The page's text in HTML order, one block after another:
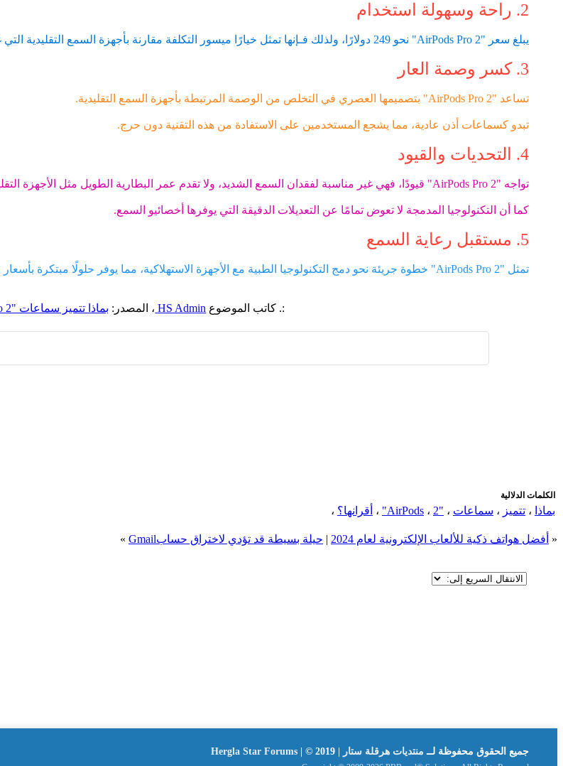
2. راحة وسهولة استخدام
يبلغ سعر "AirPods Pro 2" نحو 249 دولارًا، ولذلك فـإنها تمثل خيارًا ميسور التكلفة مقارنة بأجهزة السمع التقليدية التي غالبًا ما تكون باهظة الثمن وغير مشمولة بالتأمين.
3. كسر وصمة العار
تساعد "AirPods Pro 2" بتصميمها العصري في التخلص من الوصمة المرتبطة بأجهزة السمع التقليدية.
تبدو كسماعات أذن عادية، مما يشجع المستخدمين على الاستفادة من هذه التقنية دون حرج.
4. التحديات والقيود
تواجه "AirPods Pro 2" قيودًا، فهي غير مناسبة لفقدان السمع الشديد، ولا تقدم عمر البطارية الطويل مثل الأجهزة التقليدية.
كما أن التكنولوجيا المدمجة لا تعوض تمامًا عن التعديلات الدقيقة التي يوفرها أخصائيو السمع.
5. مستقبل رعاية السمع
تمثل "AirPods Pro 2" خطوة جريئة نحو دمج التكنولوجيا الطبية مع الأجهزة الاستهلاكية، مما يوفر حلولًا مبتكرة بأسعار معقولة.
:. كاتب الموضوع HS Admin ، المصدر: بماذا تتميز سماعات "AirPods Pro 2" عن أقرانها؟
الكلمات الدلالية
بماذا ، تتميز ، سماعات ، "AirPods ، 2" ، أقرانها؟ ،
« أفضل هواتف ذكية للألعاب الإلكترونية لعام 2024 | حيلة بسيطة قد تؤدي لاختراق حسابGmail »
جميع الحقوق محفوظة لــ منتديات هرقلة ستار | Hergla Star Forums | © 2019